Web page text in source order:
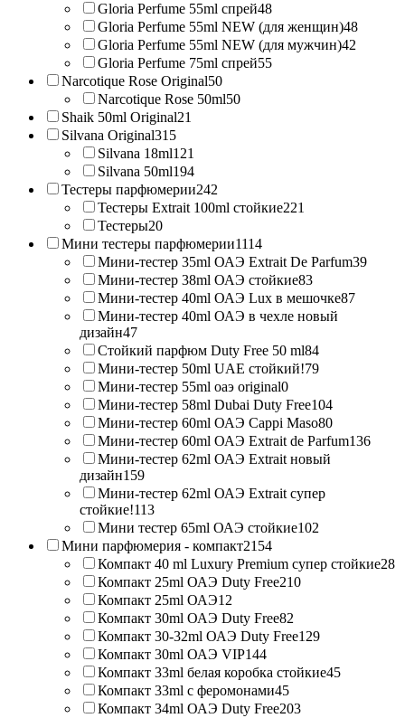
Gloria Perfume 55ml спрей48
Gloria Perfume 55ml NEW (для женщин)48
Gloria Perfume 55ml NEW (для мужчин)42
Gloria Perfume 75ml спрей55
Narcotique Rose Original50
Narcotique Rose 50ml50
Shaik 50ml Original21
Silvana Original315
Silvana 18ml121
Silvana 50ml194
Тестеры парфюмерии242
Тестеры Extrait 100ml стойкие221
Тестеры20
Мини тестеры парфюмерии1114
Мини-тестер 35ml ОАЭ Extrait De Parfum39
Мини-тестер 38ml ОАЭ стойкие83
Мини-тестер 40ml ОАЭ Lux в мешочке87
Мини-тестер 40ml ОАЭ в чехле новый
дизайн47
Стойкий парфюм Duty Free 50 ml84
Мини-тестер 50ml UAE стойкий!79
Мини-тестер 55ml оаэ original0
Мини-тестер 58ml Dubai Duty Free104
Мини-тестер 60ml ОАЭ Cappi Maso80
Мини-тестер 60ml ОАЭ Extrait de Parfum136
Мини-тестер 62ml ОАЭ Extrait новый
дизайн159
Мини-тестер 62ml ОАЭ Extrait супер
стойкие!113
Мини тестер 65ml ОАЭ стойкие102
Мини парфюмерия - компакт2154
Компакт 40 ml Luxury Premium супер стойкие28
Компакт 25ml ОАЭ Duty Free210
Компакт 25ml ОАЭ12
Компакт 30ml ОАЭ Duty Free82
Компакт 30-32ml ОАЭ Duty Free129
Компакт 30ml ОАЭ VIP144
Компакт 33ml белая коробка стойкие45
Компакт 33ml с феромонами45
Компакт 34ml ОАЭ Duty Free203